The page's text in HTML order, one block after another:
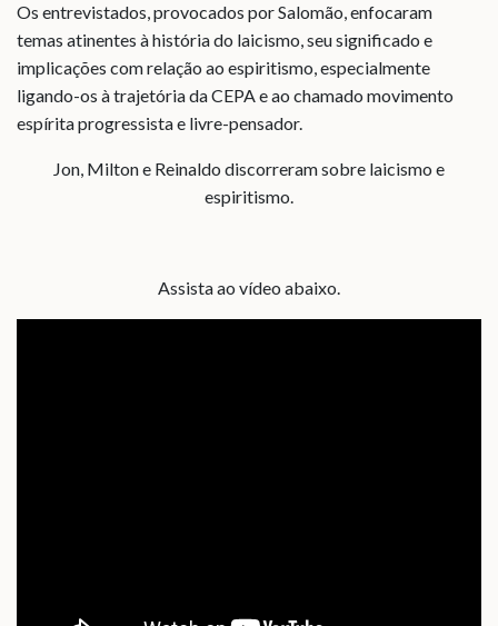
Os entrevistados, provocados por Salomão, enfocaram
temas atinentes à história do laicismo, seu significado e
implicações com relação ao espiritismo, especialmente
ligando-os à trajetória da CEPA e ao chamado movimento
espírita progressista e livre-pensador.
Jon, Milton e Reinaldo discorreram sobre laicismo e
espiritismo.
Assista ao vídeo abaixo.